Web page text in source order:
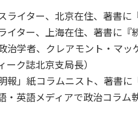
イター、北京在住、著書に
ター、上海在住、著書に『
学者、クレアモント・マッ
ク誌北京支局長）
」紙コラムニスト、著書に
英語メディアで政治コラム